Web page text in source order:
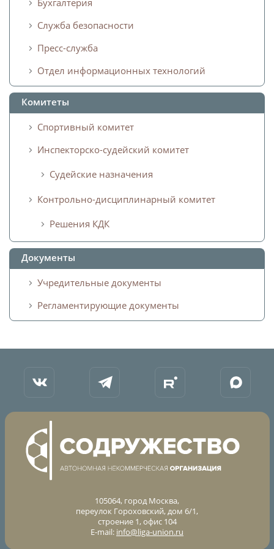
Дисквалификации
Новости
О турнире
Кубок Объединенного Чемпионата по
футболу "Содружество"
Календарь и результаты матчей
Турнирные таблицы
Статистика
Команды
Игроки
Новости
футболу "Содружество" среди юношей
2009-2010 годов рождения (U-17)
Турнирная таблица
Статистика
Игроки
Дисквалификации
Бухгалтерия
Служба безопасности
Пресс-служба
Отдел информационных технологий
Комитеты
Спортивный комитет
Инспекторско-судейский комитет
Контрольно-дисциплинарный комитет
Документы
Регламентирующие документы
Бухгалтерия
Служба безопасности
Пресс-служба
Отдел информационных технологий
Комитеты
Спортивный комитет
Инспекторско-судейский комитет
Судейские назначения
Контрольно-дисциплинарный комитет
Решения КДК
Документы
Учредительные документы
Регламентирующие документы
105064, город Москва,
переулок Гороховский, дом 6/1,
строение 1, офис 104
E-mail: info@liga-union.ru